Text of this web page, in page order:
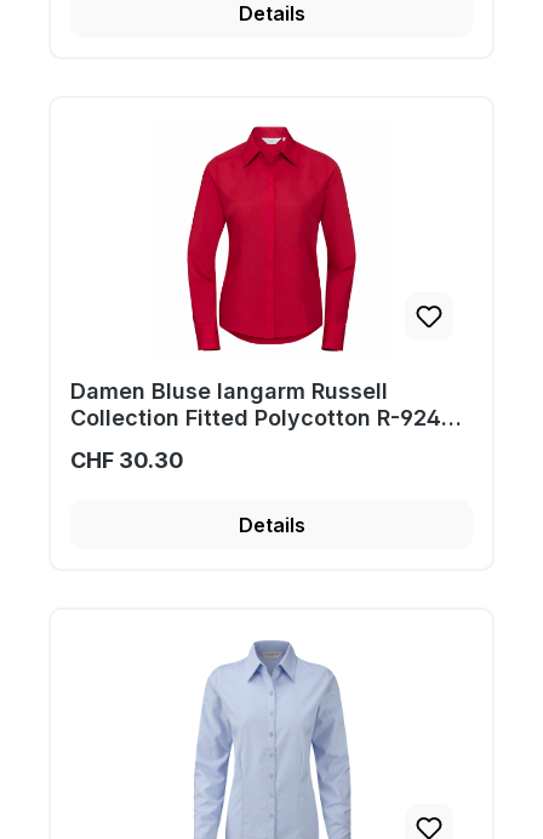
Details
Damen Bluse langarm Russell
Collection Fitted Polycotton R-924F-
CHF 30.30
Details